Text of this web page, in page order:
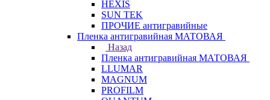
HEXIS
SUN TEK
ПРОЧИЕ антигравийные
Пленка антигравийная МАТОВАЯ
Назад
Пленка антигравийная МАТОВАЯ
LLUMAR
MAGNUM
PROFILM